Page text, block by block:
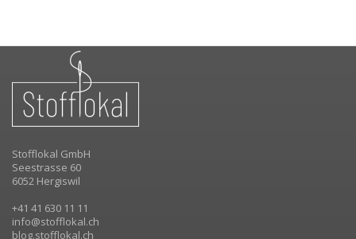
Stofflokal GmbH
Seestrasse 60
6052 Hergiswil
+41 41 630 11 11
info@stofflokal.ch
blog.stofflokal.ch